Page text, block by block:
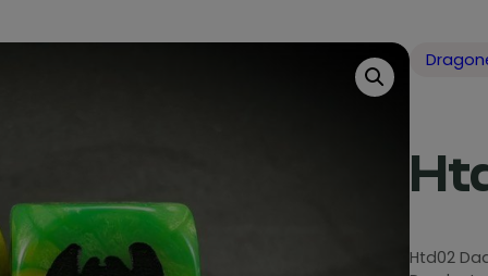
Htd02